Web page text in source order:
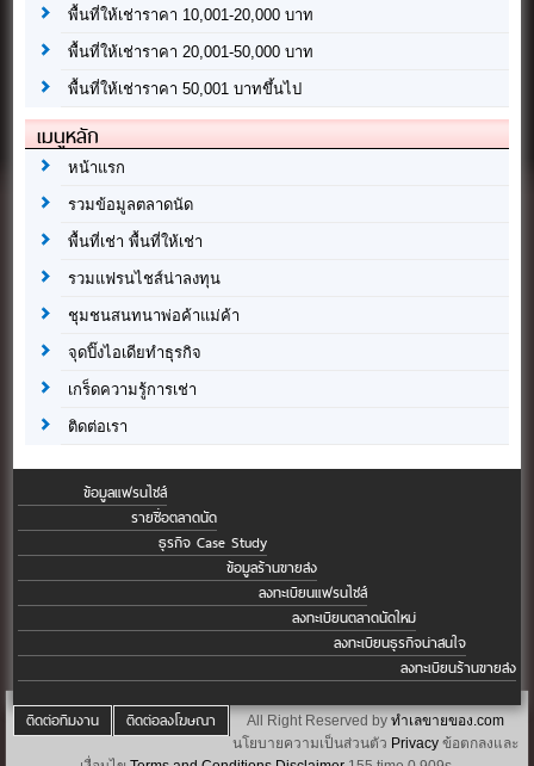
พื้นที่ให้เช่าราคา 10,001-20,000 บาท
พื้นที่ให้เช่าราคา 20,001-50,000 บาท
พื้นที่ให้เช่าราคา 50,001 บาทขึ้นไป
เมนูหลัก
หน้าแรก
รวมข้อมูลตลาดนัด
พื้นที่เช่า พื้นที่ให้เช่า
รวมแฟรนไชส์น่าลงทุน
ชุมชนสนทนาพ่อค้าแม่ค้า
จุดปิ๊งไอเดียทำธุรกิจ
เกร็ดความรู้การเช่า
ติดต่อเรา
ข้อมูลแฟรนไชส์
รายชื่อตลาดนัด
ธุรกิจ Case Study
ข้อมูลร้านขายส่ง
ลงทะเบียนแฟรนไชส์
ลงทะเบียนตลาดนัดใหม่
ลงทะเบียนธุรกิจน่าสนใจ
ลงทะเบียนร้านขายส่ง
ติดต่อทีมงาน ติดต่อลงโฆษณา All Right Reserved by ทำเลขายของ.com
นโยบายความเป็นส่วนตัว Privacy ข้อตกลงและ